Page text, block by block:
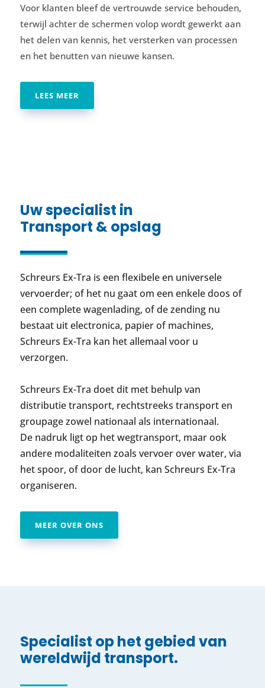
Voor klanten bleef de vertrouwde service behouden,
terwijl achter de schermen volop wordt gewerkt aan
het delen van kennis, het versterken van processen
en het benutten van nieuwe kansen.
LEES MEER
Uw specialist in
Transport & opslag
Schreurs Ex-Tra is een flexibele en universele
vervoerder; of het nu gaat om een enkele doos of
een complete wagenlading, of de zending nu
bestaat uit electronica, papier of machines,
Schreurs Ex-Tra kan het allemaal voor u
verzorgen.
Schreurs Ex-Tra doet dit met behulp van
distributie transport, rechtstreeks transport en
groupage zowel nationaal als internationaal.
De nadruk ligt op het wegtransport, maar ook
andere modaliteiten zoals vervoer over water, via
het spoor, of door de lucht, kan Schreurs Ex-Tra
organiseren.
MEER OVER ONS
Specialist op het gebied van
wereldwijd transport.